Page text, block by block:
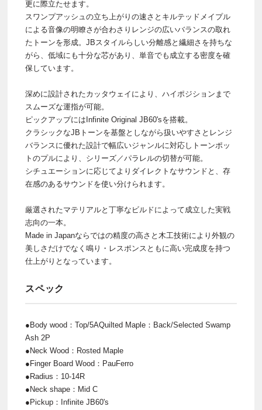
更に際立たせます。
スワンプアッシュの立ち上がりの速さとキルテッドメイプル
による音像の明瞭さが合わさりレンジの広いバランスの取れ
たトーンを形成。JBスタイルらしい分離感と繊細さを持ちな
がら、低域にも十分な芯があり、単音でも成立する密度を確
保しています。
深めに設計されたカッタウェイにより、ハイポジションまで
スムーズな運指が可能。
ピックアップにはInfinite Original JB60'sを搭載。
クラシックなJBトーンを基盤としながら扱いやすさとレンジ
バランスに優れた設計で幅広いジャンルに対応しトーンポッ
トのプルにより、シリーズ／パラレルの切替が可能。
シチュエーションに応じてよりダイレクトなサウンドと、存
在感のあるサウンドを使い分けられます。
厳選されたマテリアルと丁寧なビルドによって成立した実戦
志向の一本。
Made in Japanならではの精度の高さと木工技術により外観の
美しさだけでなく鳴り・レスポンスともに高い完成度を持つ
仕上がりとなっています。
スペック
●Body wood：Top/5AQuilted Maple：Back/Selected Swamp
Ash 2P
●Neck Wood：Rosted Maple
●Finger Board Wood：PauFerro
●Radius：10-14R
●Neck shape：Mid C
●Pickup：Infinite JB60's